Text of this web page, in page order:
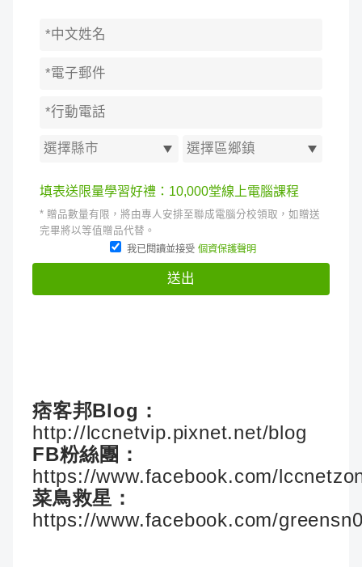
痞客邦Blog：
http://lccnetvip.pixnet.net/blog
FB粉絲團：
https://www.facebook.com/
菜鳥救星：
https://www.facebook.com/